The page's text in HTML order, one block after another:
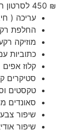
₪
450 לסרטון
עריכה (
החלפת
מוזיקה
כתוביות
קלוז אפים
סטיקרים
טקסטים
סאונדים
שיפור
שיפור